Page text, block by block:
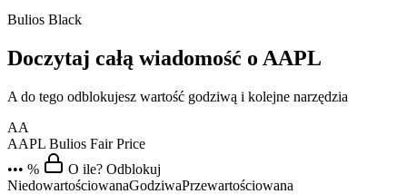
Bulios Black
Doczytaj całą wiadomość o AAPL
A do tego odblokujesz wartość godziwą i kolejne narzędzia
AA
AAPL Bulios Fair Price
••• %
O ile? Odblokuj
NiedowartościowanaGodziwaPrzewartościowana